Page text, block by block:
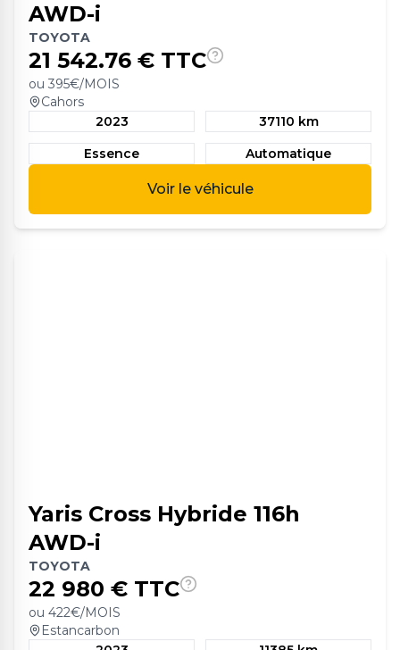
AWD-i
TOYOTA
21 542.76 € TTC
ou 395€/MOIS
Cahors
2023
37110 km
Essence
Automatique
Voir le véhicule
Yaris Cross Hybride 116h
AWD-i
TOYOTA
22 980 € TTC
ou 422€/MOIS
Estancarbon